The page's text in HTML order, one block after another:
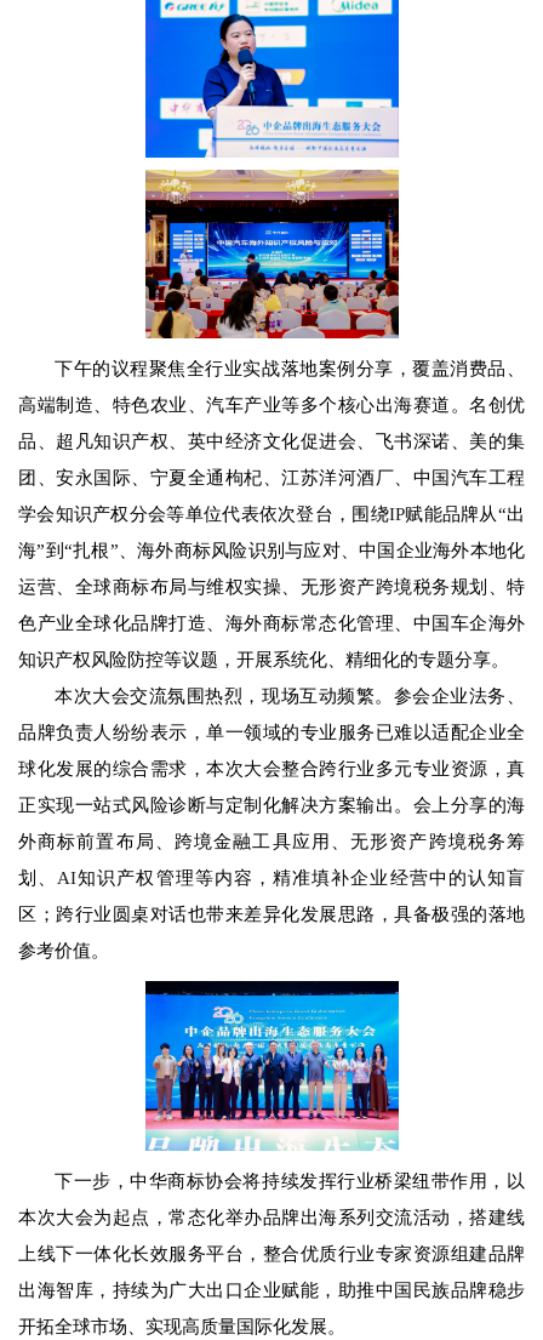
下午的议程聚焦全行业实战落地案例分享，覆盖消费品、
高端制造、特色农业、汽车产业等多个核心出海赛道。名创优
品、超凡知识产权、英中经济文化促进会、飞书深诺、美的集
团、安永国际、宁夏全通枸杞、江苏洋河酒厂、中国汽车工程
学会知识产权分会等单位代表依次登台，围绕IP赋能品牌从“出
海”到“扎根”、海外商标风险识别与应对、中国企业海外本地化
运营、全球商标布局与维权实操、无形资产跨境税务规划、特
色产业全球化品牌打造、海外商标常态化管理、中国车企海外
知识产权风险防控等议题，开展系统化、精细化的专题分享。
本次大会交流氛围热烈，现场互动频繁。参会企业法务、
品牌负责人纷纷表示，单一领域的专业服务已难以适配企业全
球化发展的综合需求，本次大会整合跨行业多元专业资源，真
正实现一站式风险诊断与定制化解决方案输出。会上分享的海
外商标前置布局、跨境金融工具应用、无形资产跨境税务筹
划、AI知识产权管理等内容，精准填补企业经营中的认知盲
区；跨行业圆桌对话也带来差异化发展思路，具备极强的落地
参考价值。
下一步，中华商标协会将持续发挥行业桥梁纽带作用，以
本次大会为起点，常态化举办品牌出海系列交流活动，搭建线
上线下一体化长效服务平台，整合优质行业专家资源组建品牌
出海智库，持续为广大出口企业赋能，助推中国民族品牌稳步
开拓全球市场、实现高质量国际化发展。